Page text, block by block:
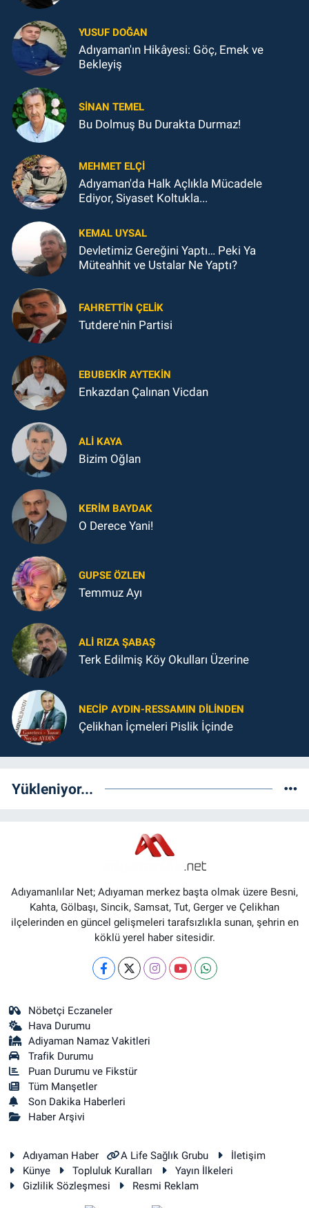
YUSUF DOĞAN
Adıyaman'ın Hikâyesi: Göç, Emek ve
Bekleyiş
SINAN TEMEL
Bu Dolmuş Bu Durakta Durmaz!
MEHMET ELÇI
Adıyaman'da Halk Açlıkla Mücadele
Ediyor, Siyaset Koltukla...
KEMAL UYSAL
Devletimiz Gereğini Yaptı… Peki Ya
Müteahhit ve Ustalar Ne Yaptı?
FAHRETTIN ÇELİK
Tutdere'nin Partisi
EBUBEKIR AYTEKIN
Enkazdan Çalınan Vicdan
ALI KAYA
Bizim Oğlan
KERIM BAYDAK
O Derece Yani!
GUPSE ÖZLEN
Temmuz Ayı
ALI RIZA ŞABAŞ
Terk Edilmiş Köy Okulları Üzerine
NECIP AYDIN-RESSAMIN DILINDEN
Çelikhan İçmeleri Pislik İçinde
Yükleniyor...
Adıyamanlılar Net; Adıyaman merkez başta olmak üzere Besni,
Kahta, Gölbaşı, Sincik, Samsat, Tut, Gerger ve Çelikhan
ilçelerinden en güncel gelişmeleri tarafsızlıkla sunan, şehrin en
köklü yerel haber sitesidir.
Nöbetçi Eczaneler
Hava Durumu
Adiyaman Namaz Vakitleri
Trafik Durumu
Puan Durumu ve Fikstür
Tüm Manşetler
Son Dakika Haberleri
Haber Arşivi
Adıyaman Haber A Life Sağlık Grubu
İletişim
Künye
Topluluk Kuralları
Yayın İlkeleri
Gizlilik Sözleşmesi
Resmi Reklam